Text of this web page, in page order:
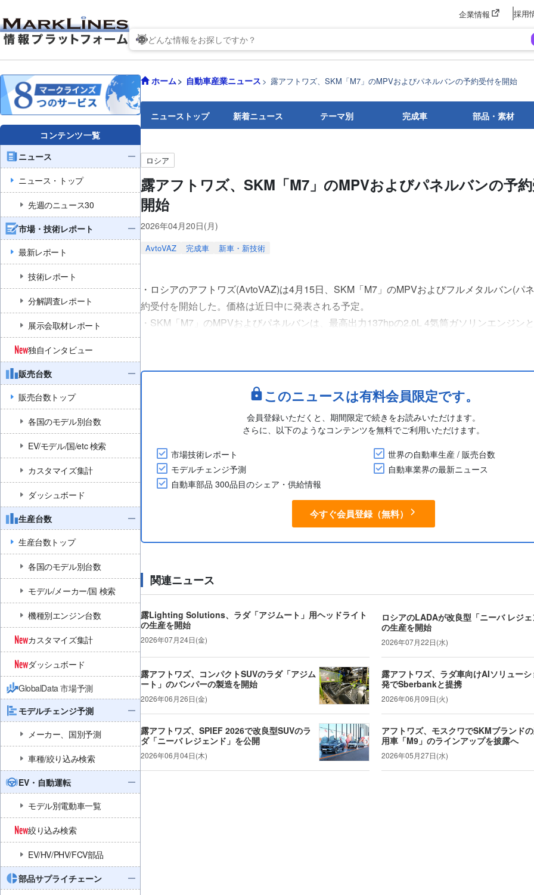
企業情報 採用
コンテンツ一覧
ニュース
ニュース・トップ
先週のニュース30
市場・技術レポート
最新レポート
技術レポート
分解調査レポート
展示会取材レポート
独自インタビュー
販売台数
販売台数トップ
各国のモデル別台数
EV/モデル/国/etc 検索
カスタマイズ集計
ダッシュボード
生産台数
生産台数トップ
各国のモデル別台数
モデル/メーカー/国 検索
機種別エンジン台数
カスタマイズ集計
ダッシュボード
GlobalData 市場予測
モデルチェンジ予測
メーカー、国別予測
車種/絞り込み検索
EV・自動運転
モデル別電動車一覧
絞り込み検索
EV/HV/PHV/FCV部品
部品サプライチェーン
ホーム 自動車産業ニュース 露アフトワズ、SKM「M7」のMPVおよびパネルバンの予約受付を開始
ニューストップ 新着ニュース テーマ別 完成車 部品・素材
ロシア
露アフトワズ、SKM「M7」のMPVおよびパネルバンの予
開始
2026年04月20日(月)
AvtoVAZ 完成車 新車・新技術
・ロシアのアフトワズ(AvtoVAZ)は4月15日、SKM「M7」のMPVおよびフルメタルバン(パ
約受付を開始した。価格は近日中に発表される予定。
・SKM「M7」のMPVおよびパネルバンは、最高出力137hpの2.0L 4気筒ガソリンエンジン
このニュースは有料会員限定です。
会員登録いただくと、期間限定で続きをお読みいただけます。
さらに、以下のようなコンテンツを無料でご利用いただけます。
市場技術レポート
世界の自動車生産 / 販売台数
モデルチェンジ予測
自動車業界の最新ニュース
自動車部品 300品目のシェア・供給情報
今すぐ会員登録（無料）
関連ニュース
露Lighting Solutions、ラダ「アジムート」用ヘッドライト
の生産を開始
2026年07月24日(金)
ロシアのLADAが改良型「ニーバ レジェ
の生産を開始
2026年07月22日(水)
露アフトワズ、コンパクトSUVのラダ「アジム
ート」のバンパーの製造を開始
2026年06月26日(金)
露アフトワズ、ラダ車向けAIソリュー
発でSberbankと提携
2026年06月09日(火)
露アフトワズ、SPIEF 2026で改良型SUVのラ
ダ「ニーバ レジェンド」を公開
2026年06月04日(木)
アフトワズ、モスクワでSKMブランド
用車「M9」のラインアップを披露へ
2026年05月27日(水)